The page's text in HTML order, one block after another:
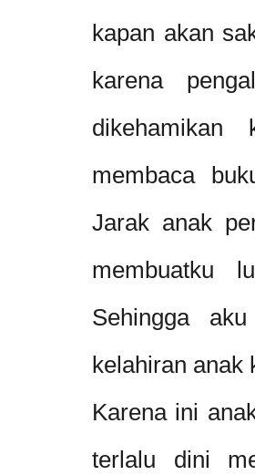
kapan akan
karena
membaca
Jarak anak
membuatku
Sehingga
kelahiran anak
Karena ini
terlalu dini